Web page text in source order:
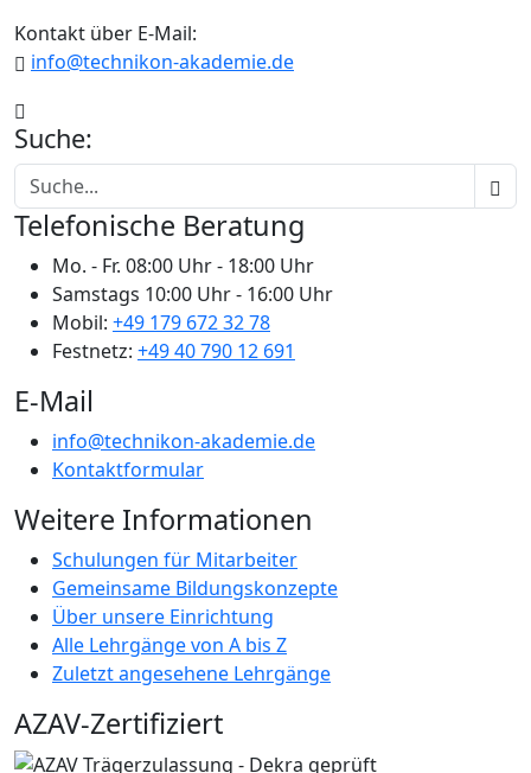
Kontakt über E-Mail:
info@technikon-akademie.de
Suche:
Telefonische Beratung
Mo. - Fr. 08:00 Uhr - 18:00 Uhr
Samstags 10:00 Uhr - 16:00 Uhr
Mobil: +49 179 672 32 78
Festnetz: +49 40 790 12 691
E-Mail
info@technikon-akademie.de
Kontaktformular
Weitere Informationen
Schulungen für Mitarbeiter
Gemeinsame Bildungskonzepte
Über unsere Einrichtung
Alle Lehrgänge von A bis Z
Zuletzt angesehene Lehrgänge
AZAV-Zertifiziert